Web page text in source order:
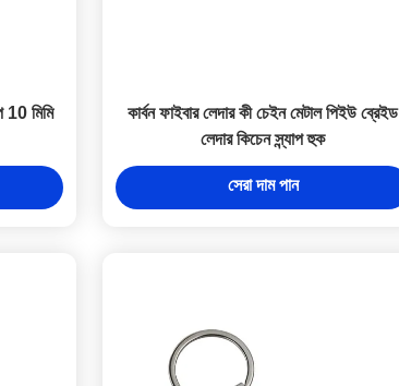
10 মিমি
কার্বন ফাইবার লেদার কী চেইন মেটাল পিইউ ব্রেইড
লেদার কিচেন স্ন্যাপ হুক
সেরা দাম পান